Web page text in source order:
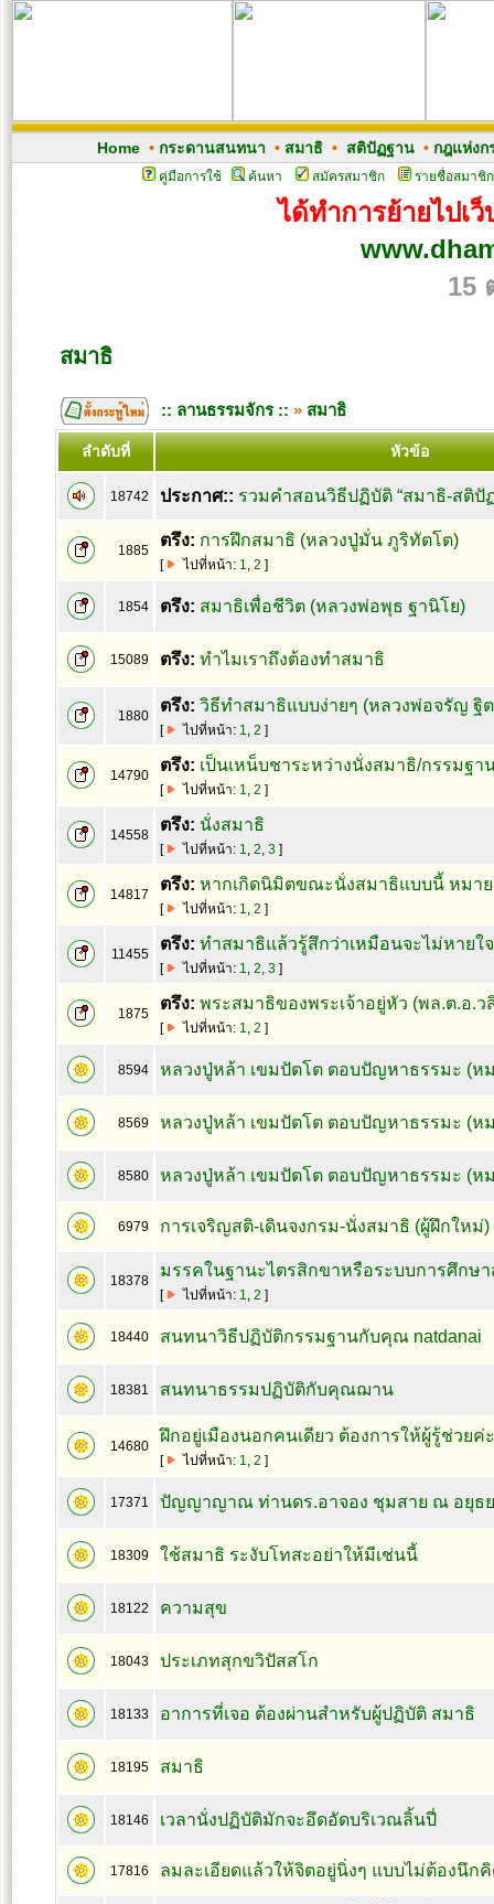
Home• กระดานสนทนา • สมาธิ• สติปัฏฐาน• กฎแห่งก
คู่มือการใช้ ค้นหา สมัครสมาชิก รายชื่อสมาชิก
ได้ทำการย้ายไปเ
15
สมาธิ
:: ลานธรรมจักร :: » สมาธิ
ลำดับที่ หัวข้อ
18742 ประกาศ:: รวมคำสอนวิธีปฏิบัติ “สมาธิ-สติปั
1885
ตรึง: การฝึกสมาธิ (หลวงปู่มั่น ภูริทัตโต)
[ ไปที่หน้า: 1, 2 ]
1854 ตรึง: สมาธิเพื่อชีวิต (หลวงพ่อพุธ ฐานิโย)
15089 ตรึง: ทำไมเราถึงต้องทำสมาธิ
1880
ตรึง: วิธีทำสมาธิแบบง่ายๆ (หลวงพ่อจรัญ ฐิ
[ ไปที่หน้า: 1, 2 ]
14790
ตรึง: เป็นเหน็บชาระหว่างนั่งสมาธิ/กรรมฐา
[ ไปที่หน้า: 1, 2 ]
14558
ตรึง: นั่งสมาธิ
[ ไปที่หน้า: 1, 2, 3 ]
14817
ตรึง: หากเกิดนิมิตขณะนั่งสมาธิแบบนี้ หมาย
[ ไปที่หน้า: 1, 2 ]
11455
ตรึง: ทำสมาธิแล้วรู้สึกว่าเหมือนจะไม่หายใ
[ ไปที่หน้า: 1, 2, 3 ]
1875
ตรึง: พระสมาธิของพระเจ้าอยู่หัว (พล.ต.อ.
[ ไปที่หน้า: 1, 2 ]
8594 หลวงปู่หล้า เขมปัตโต ตอบปัญหาธรรมะ (ห
8569 หลวงปู่หล้า เขมปัตโต ตอบปัญหาธรรมะ (ห
8580 หลวงปู่หล้า เขมปัตโต ตอบปัญหาธรรมะ (ห
6979 การเจริญสติ-เดินจงกรม-นั่งสมาธิ (ผู้ฝึกใหม่
18378
มรรคในฐานะไตรสิกขาหรือระบบการศึกษ
[ ไปที่หน้า: 1, 2 ]
18440 สนทนาวิธีปฏิบัติกรรมฐานกับคุณ natdanai
18381 สนทนาธรรมปฏิบัติกับคุณฌาน
14680
ฝึกอยู่เมืองนอกคนเดียว ต้องการให้ผู้รู้ช่วยค่ะ
[ ไปที่หน้า: 1, 2 ]
17371 ปัญญาญาณ ท่านดร.อาจอง ชุมสาย ณ อยุธ
18309 ใช้สมาธิ ระงับโทสะอย่าให้มีเช่นนี้
18122 ความสุข
18043 ประเภทสุกขวิปัสสโก
18133 อาการที่เจอ ต้องผ่านสำหรับผู้ปฏิบัติ สมาธิ
18195 สมาธิ
18146 เวลานั่งปฏิบัติมักจะอึดอัดบริเวณลิ้นปี่
17816 ลมละเอียดแล้วให้จิตอยู่นิ่งๆ แบบไม่ต้องนึก